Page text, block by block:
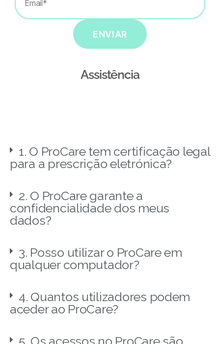
ENVIAR
Assistência
1. O ProCare tem certificação legal
para a prescrição eletrónica?
2. O ProCare garante a
confidencialidade dos meus
dados?
3. Posso utilizar o ProCare em
qualquer computador?
4. Quantos utilizadores podem
aceder ao ProCare?
5. Os acessos no ProCare são